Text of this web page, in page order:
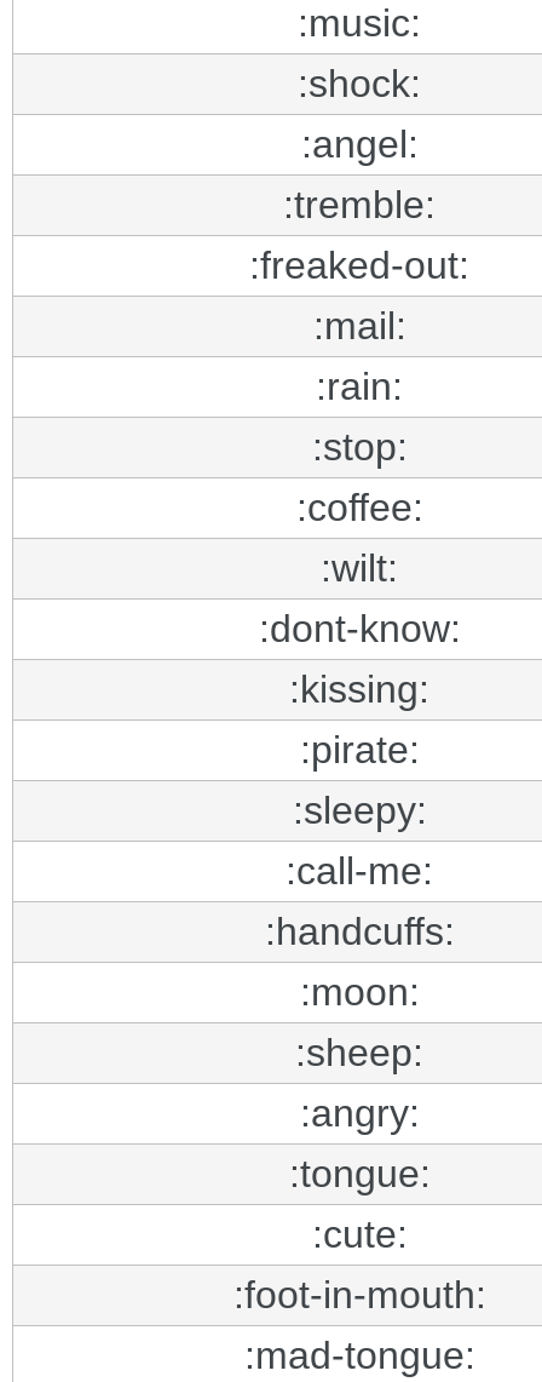
:music:
:shock:
:angel:
:tremble:
:freaked-out:
:mail:
:rain:
:stop:
:coffee:
:wilt:
:dont-know:
:kissing:
:pirate:
:sleepy:
:call-me:
:handcuffs:
:moon:
:sheep:
:angry:
:tongue:
:cute:
:foot-in-mouth:
:mad-tongue: